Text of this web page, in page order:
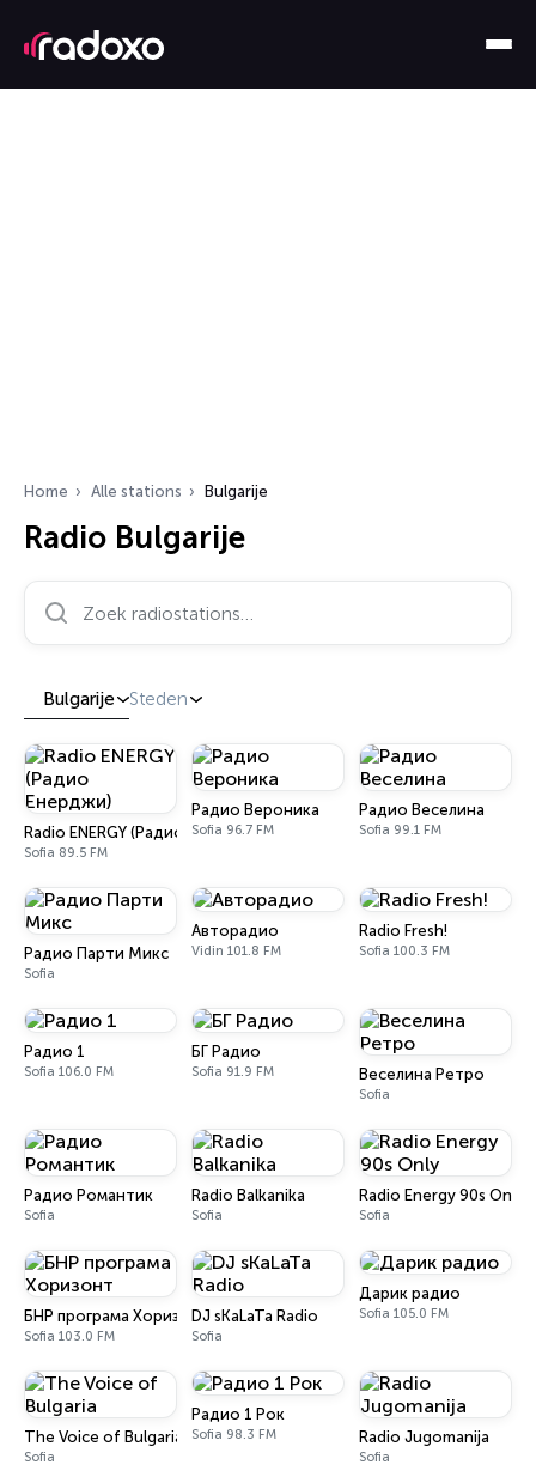
Home Alle stations Bulgarije
Radio Bulgarije
Zoek radiostations…
Bulgarije Steden
Radio ENERGY (Радио Енерджи)
Sofia 89.5 FM
Радио Вероника
Sofia 96.7 FM
Радио Веселина
Sofia 99.1 FM
Радио Парти Микс
Sofia
Авторадио
Vidin 101.8 FM
Radio Fresh!
Sofia 100.3 FM
Радио 1
Sofia 106.0 FM
БГ Радио
Sofia 91.9 FM Веселина Ретро
Sofia
Радио Романтик
Sofia
Radio Balkanika
Sofia
Radio Energy 90s Only
Sofia
БНР програма Хоризонт
Sofia 103.0 FM
DJ sKaLaTa Radio
Sofia
Дарик радио
Sofia 105.0 FM
The Voice of Bulgaria
Sofia
Радио 1 Рок
Sofia 98.3 FM Radio Jugomanija
Sofia